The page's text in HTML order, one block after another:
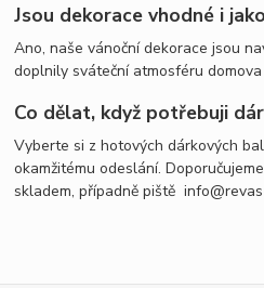
Jsou dekorace vhodné i
Ano, naše vánoční dekorace jsou
doplnily sváteční atmosféru
Co dělat, když potřebuji
Vyberte si z hotových dárkových
okamžitému odeslání.
skladem, případně piště